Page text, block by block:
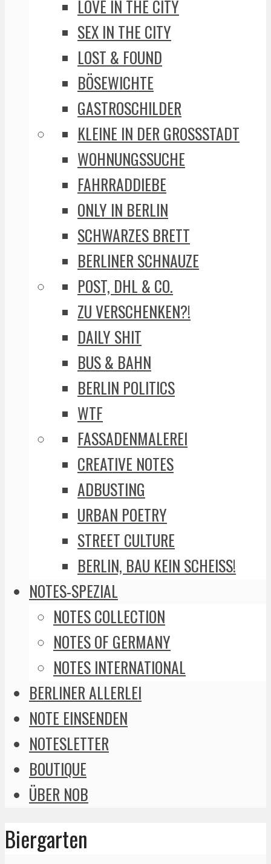
LOVE IN THE CITY
SEX IN THE CITY
LOST & FOUND
BÖSEWICHTE
GASTROSCHILDER
KLEINE IN DER GROSSSTADT
WOHNUNGSSUCHE
FAHRRADDIEBE
ONLY IN BERLIN
SCHWARZES BRETT
BERLINER SCHNAUZE
POST, DHL & CO.
ZU VERSCHENKEN?!
DAILY SHIT
BUS & BAHN
BERLIN POLITICS
WTF
FASSADENMALEREI
CREATIVE NOTES
ADBUSTING
URBAN POETRY
STREET CULTURE
BERLIN, BAU KEIN SCHEISS!
NOTES-SPEZIAL
NOTES COLLECTION
NOTES OF GERMANY
NOTES INTERNATIONAL
BERLINER ALLERLEI
NOTE EINSENDEN
NOTESLETTER
BOUTIQUE
ÜBER NOB
Biergarten